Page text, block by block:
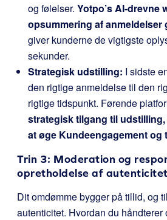
og følelser. Yotpo’s AI-drevne
opsummering af anmeldelser
giver kunderne de vigtigste
sekunder.
Strategisk udstilling: I sidste
den rigtige anmeldelse til den
rigtige tidspunkt. Førende
strategisk tilgang til
at øge Kundeengagement og
Trin 3: Moderation og
opretholdelse af autenticitet
Dit omdømme bygger på tillid, og
autenticitet. Hvordan du